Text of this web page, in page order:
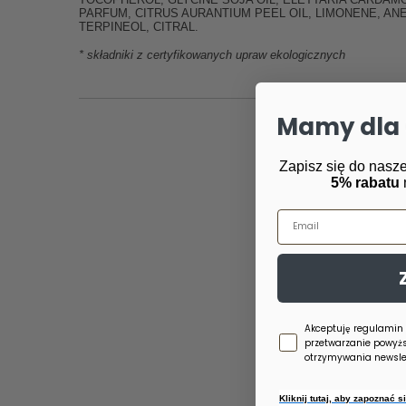
PARFUM, CITRUS AURANTIUM PEEL OIL, LIMONENE,
TERPINEOL, CITRAL.
* składniki z certyfikowanych upraw ekologicznych
Mamy dla
Zapisz się do
5% rabatu
Email
Zgoda newsletter
Akceptuję
przetwarzanie
otrzymywania
Kliknij tutaj, aby zapoznać